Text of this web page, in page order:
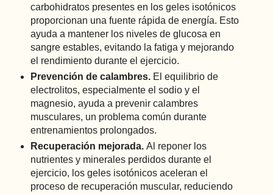
carbohidratos presentes en los geles isotónicos
proporcionan una fuente rápida de energía. Esto
ayuda a mantener los niveles de glucosa en
sangre estables, evitando la fatiga y mejorando
el rendimiento durante el ejercicio.
Prevención de calambres.El equilibrio de
electrolitos, especialmente el sodio y el
magnesio, ayuda a prevenir calambres
musculares, un problema común durante
entrenamientos prolongados.
Recuperación mejorada. Al reponer los
nutrientes y minerales perdidos durante el
ejercicio, los geles isotónicos aceleran el
proceso de recuperación muscular, reduciendo